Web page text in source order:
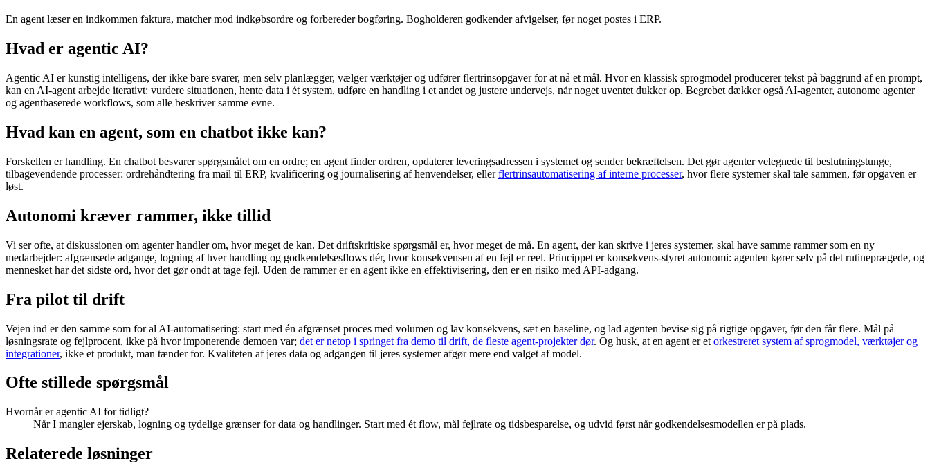
En agent læser en indkommen faktura, matcher mod indkøbsordre og forbereder bogføring. Bogholderen godkender afvigelser, før noget postes i ERP.
Hvad er agentic AI?
Agentic AI er kunstig intelligens, der ikke bare svarer, men selv planlægger, vælger værktøjer og udfører flertrinsopgaver for at nå et mål. Hvor en klassisk sprogmodel producerer tekst på baggrund af en prompt,
kan en AI-agent arbejde iterativt: vurdere situationen, hente data i ét system, udføre en handling i et andet og justere undervejs, når noget uventet dukker op. Begrebet dækker også AI-agenter, autonome agenter
og agentbaserede workflows, som alle beskriver samme evne.
Hvad kan en agent, som en chatbot ikke kan?
Forskellen er handling. En chatbot besvarer spørgsmålet om en ordre; en agent finder ordren, opdaterer leveringsadressen i systemet og sender bekræftelsen. Det gør agenter velegnede til beslutningstunge,
tilbagevendende processer: ordrehåndtering fra mail til ERP, kvalificering og journalisering af henvendelser, ellerflertrinsautomatisering af interne processer, hvor flere systemer skal tale sammen, før opgaven er
løst.
Autonomi kræver rammer, ikke tillid
Vi ser ofte, at diskussionen om agenter handler om, hvor meget de kan. Det driftskritiske spørgsmål er, hvor meget de må. En agent, der kan skrive i jeres systemer, skal have samme rammer som en ny
medarbejder: afgrænsede adgange, logning af hver handling og godkendelsesflows dér, hvor konsekvensen af en fejl er reel. Princippet er konsekvens-styret autonomi: agenten kører selv på det rutineprægede, og
mennesket har det sidste ord, hvor det gør ondt at tage fejl. Uden de rammer er en agent ikke en effektivisering, den er en risiko med API-adgang.
Fra pilot til drift
Vejen ind er den samme som for al AI-automatisering: start med én afgrænset proces med volumen og lav konsekvens, sæt en baseline, og lad agenten bevise sig på rigtige opgaver, før den får flere. Mål på
løsningsrate og fejlprocent, ikke på hvor imponerende demoen var; det er netop i springet fra demo til drift, de fleste agent-projekter dør. Og husk, at en agent er et orkestreret system af sprogmodel, værktøjer og
integrationer, ikke et produkt, man tænder for. Kvaliteten af jeres data og adgangen til jeres systemer afgør mere end valget af model.
Ofte stillede spørgsmål
Hvornår er agentic AI for tidligt?
Når I mangler ejerskab, logning og tydelige grænser for data og handlinger. Start med ét flow, mål fejlrate og tidsbesparelse, og udvid først når godkendelsesmodellen er på plads.
Relaterede løsninger